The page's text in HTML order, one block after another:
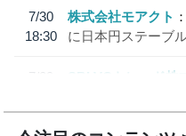
7/30
18:30
株式会社モアクト
に日本円ステーブ
7/29
SBI VCトレード株